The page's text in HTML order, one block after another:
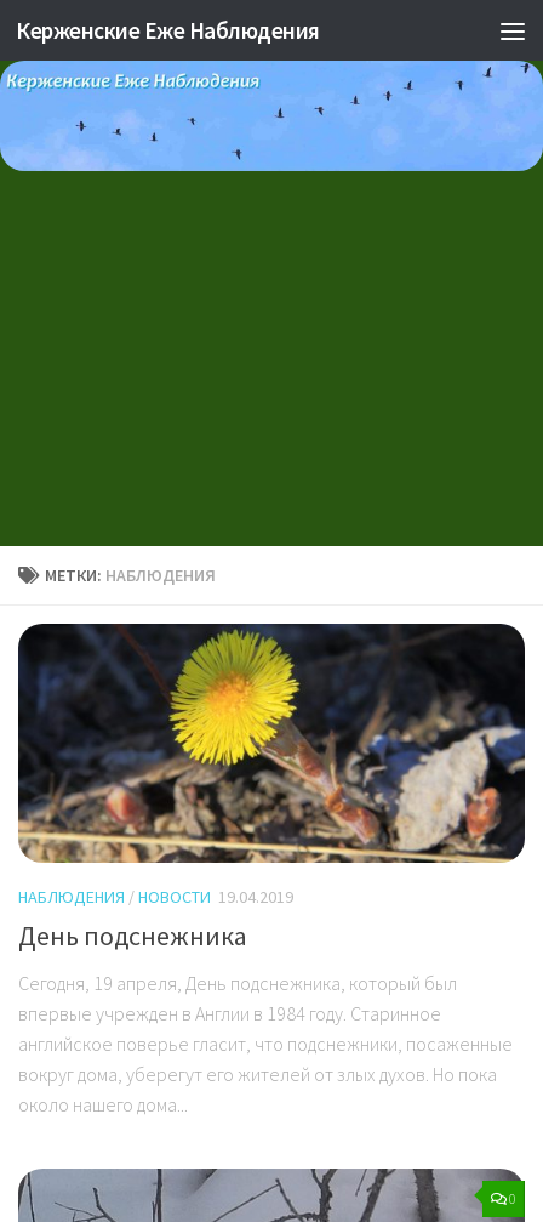
Skip to content
Керженские Еже Наблюдения
МЕТКИ: НАБЛЮДЕНИЯ
НАБЛЮДЕНИЯ /НОВОСТИ 19.04.2019
День подснежника
Сегодня, 19 апреля, День подснежника, который был
впервые учрежден в Англии в 1984 году. Старинное
английское поверье гласит, что подснежники, посаженные
вокруг дома, уберегут его жителей от злых духов. Но пока
около нашего дома...
0